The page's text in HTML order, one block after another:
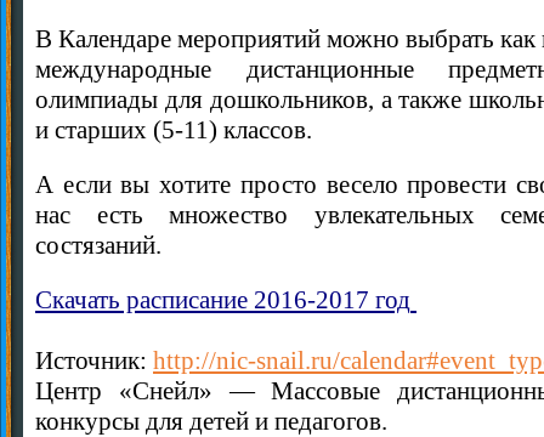
В Календаре мероприятий можно выбрать как
международные дистанционные
олимпиады для дошкольников, а также
и старших (5-11) классов.
А если вы хотите просто весело провести
нас есть множество увлекательных
состязаний.
Скачать расписание 2016-2017 год
Источник: http://nic-snail.ru/
Центр «Снейл» — Массовые
конкурсы для детей и педагогов.